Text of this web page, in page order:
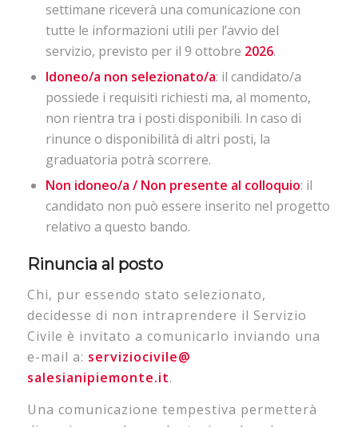
settimane riceverà una comunicazione con
tutte le informazioni utili per l’avvio del
servizio, previsto per il 9 ottobre 2026.
Idoneo/a non selezionato/a: il candidato/a
possiede i requisiti richiesti ma, al momento,
non rientra tra i posti disponibili. In caso di
rinunce o disponibilità di altri posti, la
graduatoria potrà scorrere.
Non idoneo/a / Non presente al colloquio: il
candidato non può essere inserito nel progetto
relativo a questo bando.
Rinuncia al posto
Chi, pur essendo stato selezionato,
decidesse di non intraprendere il Servizio
Civile è invitato a comunicarlo inviando una
e-mail a: serviziocivile@
salesianipiemonte.it.
Una comunicazione tempestiva permetterà